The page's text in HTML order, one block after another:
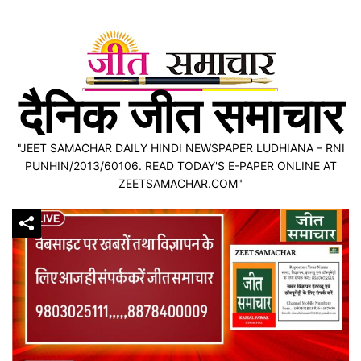
दैनिक जीत समाचार
"JEET SAMACHAR DAILY HINDI NEWSPAPER LUDHIANA – RNI
PUNHIN/2013/60106. READ TODAY'S E-PAPER ONLINE AT
ZEETSAMACHAR.COM"